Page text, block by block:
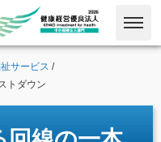
サービス /
トダウン